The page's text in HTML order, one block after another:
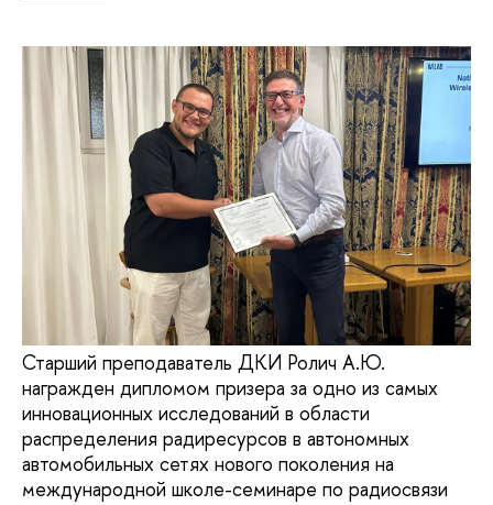
Старший преподаватель ДКИ Ролич А.Ю.
награжден дипломом призера за одно из самых
инновационных исследований в области
распределения радиресурсов в автономных
автомобильных сетях нового поколения на
международной школе-семинаре по радиосвязи